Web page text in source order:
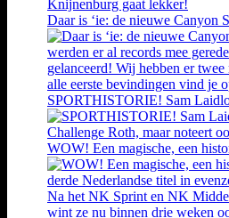
Daar is ‘ie: de nieuwe Canyon
SPORTHISTORIE! Sam
WOW! Een magische, een